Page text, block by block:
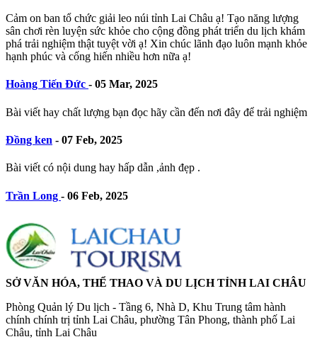
Cảm on ban tổ chức giải leo núi tỉnh Lai Châu ạ! Tạo năng lượng
sân chơi rèn luyện sức khỏe cho cộng đồng phát triển du lịch khám
phá trải nghiệm thật tuyệt vời ạ! Xin chúc lãnh đạo luôn mạnh khỏe
hạnh phúc và cống hiến nhiều hơn nữa ạ!
Hoàng Tiến Đức - 05 Mar, 2025
Bài viết hay chất lượng bạn đọc hãy cần đến nơi đây để trải nghiệm
Đồng ken - 07 Feb, 2025
Bài viết có nội dung hay hấp dẫn ,ảnh đẹp .
Trần Long - 06 Feb, 2025
SỞ VĂN HÓA, THỂ THAO VÀ DU LỊCH TỈNH LAI CHÂU
Phòng Quản lý Du lịch - Tầng 6, Nhà D, Khu Trung tâm hành
chính chính trị tỉnh Lai Châu, phường Tân Phong, thành phố Lai
Châu, tỉnh Lai Châu